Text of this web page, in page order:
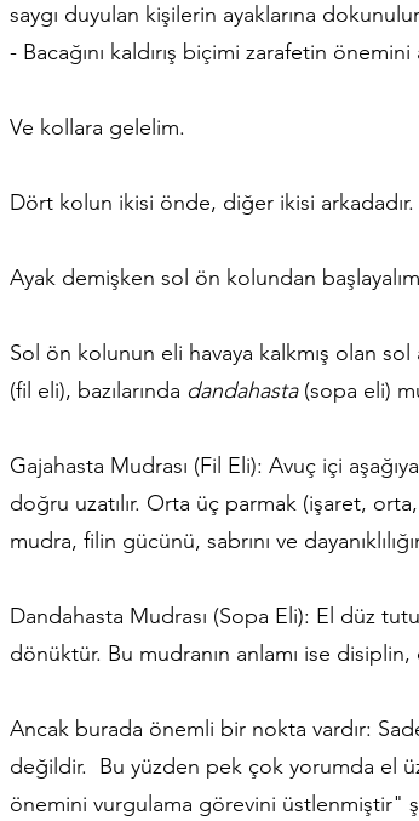
saygı duyulan kişilerin ayaklarına dokunulur
- Bacağını kaldırış biçimi zarafetin önemini
Ve kollara gelelim.
Dört kolun ikisi önde, diğer ikisi arkadadır.
Ayak demişken sol ön kolundan
Sol ön kolunun eli havaya kalkmış olan
(fil eli), bazılarında dandahasta(sopa eli)
Gajahasta Mudrası (Fil Eli): Avuç içi
doğru uzatılır. Orta üç parmak (işaret,
mudra, filin gücünü, sabrını ve
Dandahasta Mudrası (Sopa Eli): El düz
dönüktür. Bu mudranın anlamı ise
Ancak burada önemli bir nokta vardır:
değildir. Bu yüzden pek çok yorumda el
önemini vurgulama görevini üstlenmiştir"